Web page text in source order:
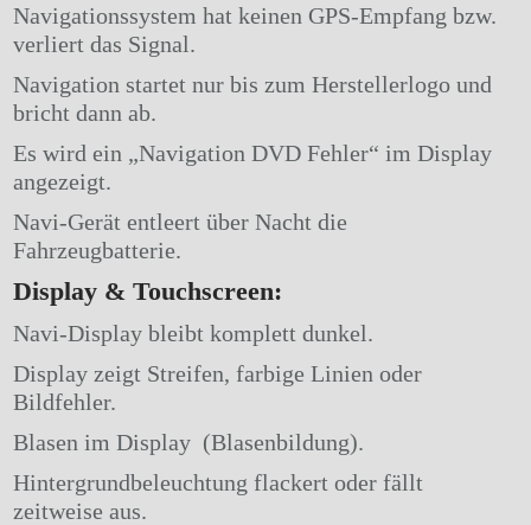
Navigationssystem hat keinen GPS-Empfang bzw.
verliert das Signal.
Navigation startet nur bis zum Herstellerlogo und
bricht dann ab.
Es wird ein „Navigation DVD Fehler“ im Display
angezeigt.
Navi-Gerät entleert über Nacht die
Fahrzeugbatterie.
Display & Touchscreen:
Navi-Display bleibt komplett dunkel.
Display zeigt Streifen, farbige Linien oder
Bildfehler.
Blasen im Display (Blasenbildung).
Hintergrundbeleuchtung flackert oder fällt
zeitweise aus.